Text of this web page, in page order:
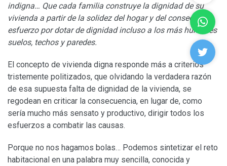
indigna… Que cada familia construye la dignidad de su
vivienda a partir de la solidez del hogar y del consecuente
esfuerzo por dotar de dignidad incluso a los más humildes
suelos, techos y paredes.
El concepto de vivienda digna responde más a criterios
tristemente politizados, que olvidando la verdadera razón
de esa supuesta falta de dignidad de la vivienda, se
regodean en criticar la consecuencia, en lugar de, como
sería mucho más sensato y productivo, dirigir todos los
esfuerzos a combatir las causas.
Porque no nos hagamos bolas… Podemos sintetizar el reto
habitacional en una palabra muy sencilla, conocida y